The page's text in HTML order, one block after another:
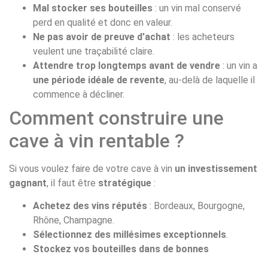
Mal stocker ses bouteilles : un vin mal conservé
perd en qualité et donc en valeur.
Ne pas avoir de preuve d’achat : les acheteurs
veulent une traçabilité claire.
Attendre trop longtemps avant de vendre : un vin a
une période idéale de revente, au-delà de laquelle il
commence à décliner.
Comment construire une
cave à vin rentable ?
Si vous voulez faire de votre cave à vin un investissement
gagnant, il faut être stratégique :
Achetez des vins réputés : Bordeaux, Bourgogne,
Rhône, Champagne.
Sélectionnez des millésimes exceptionnels.
Stockez vos bouteilles dans de bonnes